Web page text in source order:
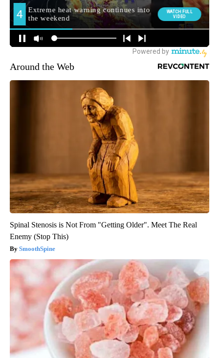
Around the Web
Spinal Stenosis is Not From "Getting Older". Meet The Real
Enemy (Stop This)
SmoothSpine